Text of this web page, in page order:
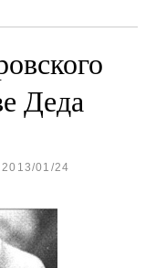
Деда
2013/01/24